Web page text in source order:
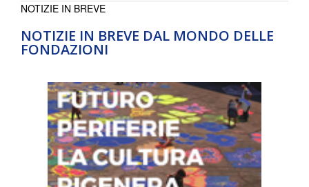
NOTIZIE IN BREVE DAL MONDO DELLE
FONDAZIONI
NOTIZIE IN BREVE